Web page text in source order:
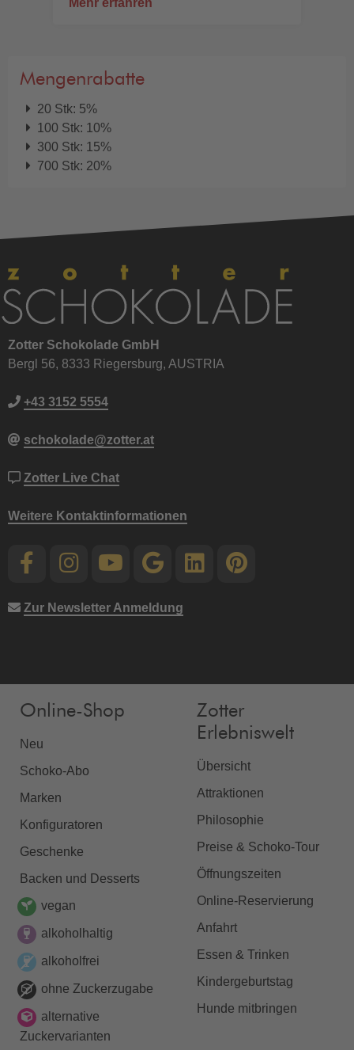
Mengenrabatte
20 Stk: 5%
100 Stk: 10%
300 Stk: 15%
700 Stk: 20%
Zotter Schokolade GmbH
Bergl 56, 8333 Riegersburg, AUSTRIA
+43 3152 5554
schokolade@zotter.at
Zotter Live Chat
Weitere Kontaktinformationen
Zur Newsletter Anmeldung
Online-Shop
Neu
Schoko-Abo
Marken
Konfiguratoren
Geschenke
Backen und Desserts
vegan
alkoholhaltig
alkoholfrei
ohne Zuckerzugabe
alternative
Zuckervarianten
Zotter
Erlebniswelt
Übersicht
Attraktionen
Philosophie
Preise & Schoko-Tour
Öffnungszeiten
Online-Reservierung
Anfahrt
Essen & Trinken
Kindergeburtstag
Hunde mitbringen